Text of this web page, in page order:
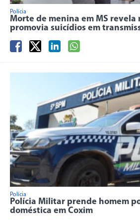
Polícia
Morte de menina em MS revela
promovia suicídios em
Polícia
Polícia Militar prende homem
doméstica em Coxim